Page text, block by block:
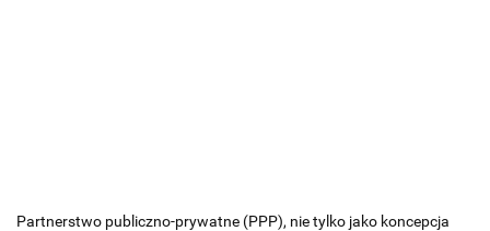
Partnerstwo publiczno-prywatne (PPP), nie tylko jako koncepcja